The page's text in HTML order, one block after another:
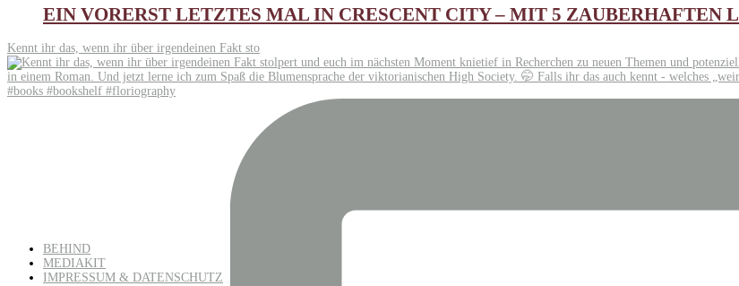
EIN VORERST LETZTES MAL IN CRESCENT CITY – MIT 5 ZAUBERHAFTEN
Kennt ihr das, wenn ihr über irgendeinen Fakt sto
BEHIND
MEDIAKIT
IMPRESSUM & DATENSCHUTZ